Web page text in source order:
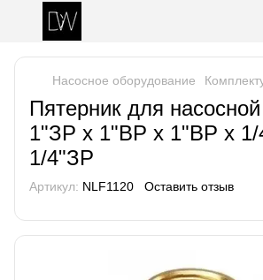
Насосное оборудование
Пятерник для
1"ЗР х 1"ВР х 1"ВР х
1/4"ЗР
Артикул: NLF1120 Оставить отзыв